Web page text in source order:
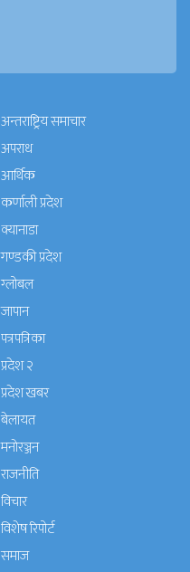
अन्तराष्ट्रिय समाचार
अपराध
आर्थिक
कर्णाली प्रदेश
क्यानाडा
गण्डकी प्रदेश
ग्लोबल
जापान
पत्रपत्रिका
प्रदेश २
प्रदेश खबर
बेलायत
मनाेरञ्जन
राजनीति
विचार
विशेष रिपोर्ट
समाज